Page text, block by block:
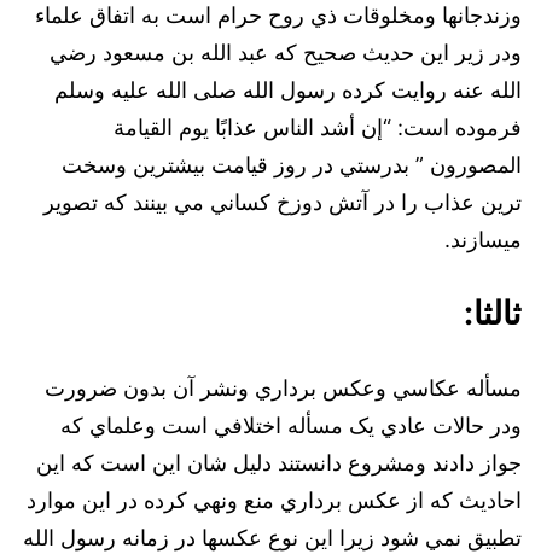
وزندجانها ومخلوقات ذي روح حرام است به اتفاق علماء
ودر زير اين حديث صحيح كه عبد الله بن مسعود رضي
الله عنه روايت كرده رسول الله صلى الله عليه وسلم
فرموده است: “إن أشد الناس عذابًا يوم القيامة
المصورون ” بدرستي در روز قيامت بيشترين وسخت
ترين عذاب را در آتش دوزخ كساني مي بينند که تصوير
ميسازند.
ثالثا:
مسأله عكاسي وعكس برداري ونشر آن بدون ضرورت
ودر حالات عادي يک مسأله اختلافي است وعلماي كه
جواز دادند ومشروع دانستند دليل شان اين است كه اين
احاديث كه از عكس برداري منع ونهي كرده در اين موارد
تطبيق نمي شود زيرا اين نوع عكسها در زمانه رسول الله